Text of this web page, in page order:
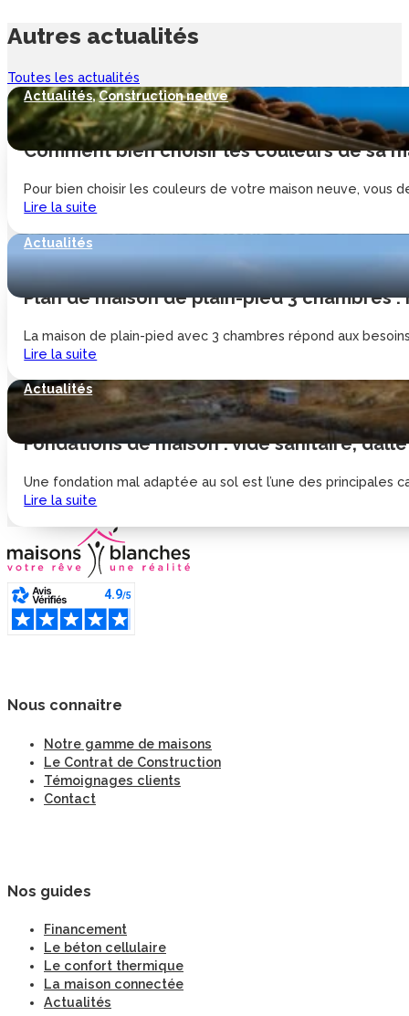
Autres actualités
Toutes les actualités
Actualités,Construction neuve
Comment bien choisir les couleurs de sa
Pour bien choisir les couleurs de votre maison neuve, vous
Lire la suite
Actualités
Plan de maison de plain-pied 3 chambres
La maison de plain-pied avec 3 chambres répond aux
Lire la suite
Actualités
Fondations de maison : vide sanitaire,
Une fondation mal adaptée au sol est l’une des principales
Lire la suite
Nous connaitre
Notre gamme de maisons
Le Contrat de Construction
Témoignages clients
Contact
Nos guides
Financement
Le béton cellulaire
Le confort thermique
La maison connectée
Actualités